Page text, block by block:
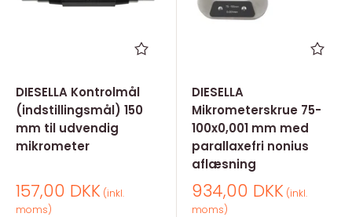
DIESELLA Kontrolmål
(indstillingsmål) 150
mm til udvendig
mikrometer
Salgspris
157,00 DKK (inkl.
moms)
DIESELLA
Mikrometerskrue 75-
100x0,001 mm med
parallaxefri nonius
aflæsning
Salgspris
934,00 DKK (inkl.
moms)